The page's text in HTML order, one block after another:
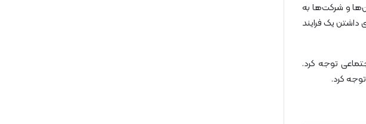
و شرکت‌ها به
داشتن یک فرایند
توجه کرد.
کرد.